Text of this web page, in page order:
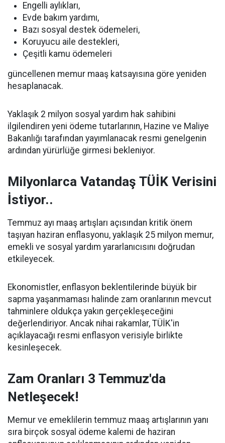
Engelli aylıkları,
Evde bakım yardımı,
Bazı sosyal destek ödemeleri,
Koruyucu aile destekleri,
Çeşitli kamu ödemeleri
güncellenen memur maaş katsayısına göre yeniden
hesaplanacak.
Yaklaşık 2 milyon sosyal yardım hak sahibini
ilgilendiren yeni ödeme tutarlarının, Hazine ve Maliye
Bakanlığı tarafından yayımlanacak resmi genelgenin
ardından yürürlüğe girmesi bekleniyor.
Milyonlarca Vatandaş TÜİK Verisini
İstiyor..
Temmuz ayı maaş artışları açısından kritik önem
taşıyan haziran enflasyonu, yaklaşık 25 milyon memur,
emekli ve sosyal yardım yararlanıcısını doğrudan
etkileyecek.
Ekonomistler, enflasyon beklentilerinde büyük bir
sapma yaşanmaması halinde zam oranlarının mevcut
tahminlere oldukça yakın gerçekleşeceğini
değerlendiriyor. Ancak nihai rakamlar, TÜİK'in
açıklayacağı resmi enflasyon verisiyle birlikte
kesinleşecek.
Zam Oranları 3 Temmuz'da
Netleşecek!
Memur ve emeklilerin temmuz maaş artışlarının yanı
sıra birçok sosyal ödeme kalemi de haziran